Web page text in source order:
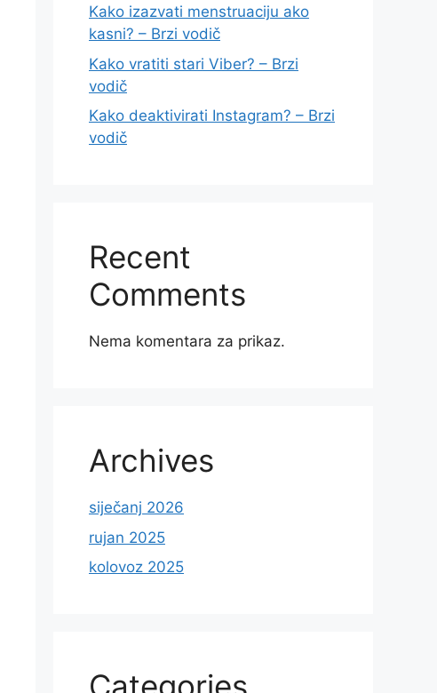
Kako izazvati menstruaciju ako
kasni? – Brzi vodič
Kako vratiti stari Viber? – Brzi
vodič
Kako deaktivirati Instagram? – Brzi
vodič
Recent
Comments
Nema komentara za prikaz.
Archives
siječanj 2026
rujan 2025
kolovoz 2025